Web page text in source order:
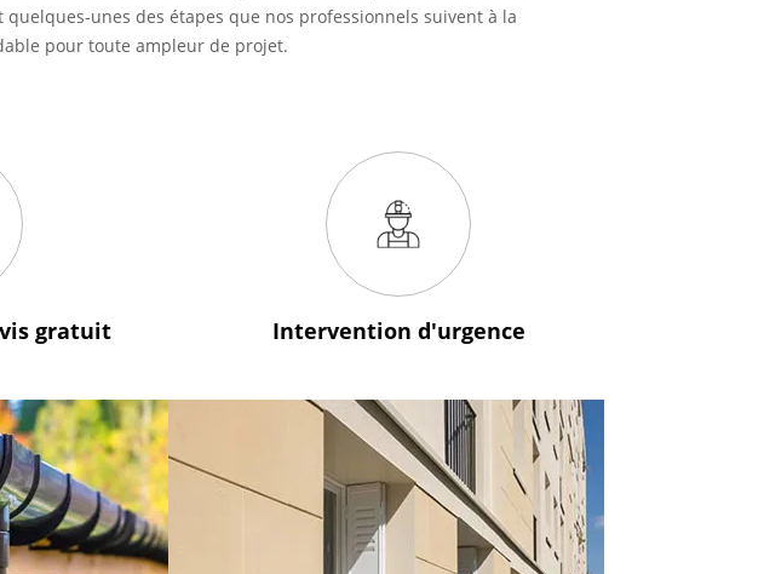
unes des étapes que nos professionnels suivent à la
pour toute ampleur de projet.
gratuit Intervention d'urgence